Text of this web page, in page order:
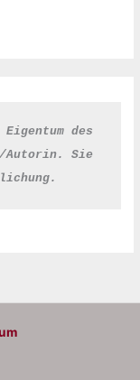
des
Autorin. Sie